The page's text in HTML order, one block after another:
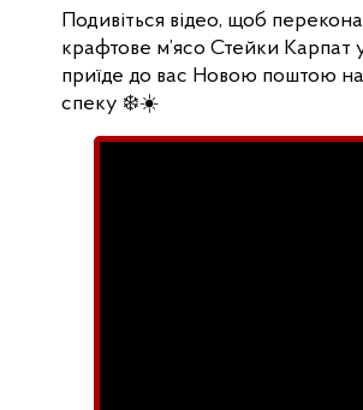
Подивіться відео, щоб
крафтове м’ясо Стейки Карпат
приїде до вас Новою поштою
спеку ❄️☀️